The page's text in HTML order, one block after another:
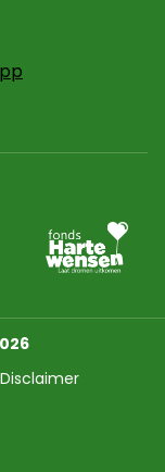
In een nieuw
Ga naar
Disclaimer
onze